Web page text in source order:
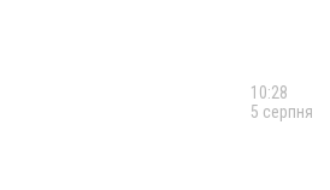
10:28
5 серпня